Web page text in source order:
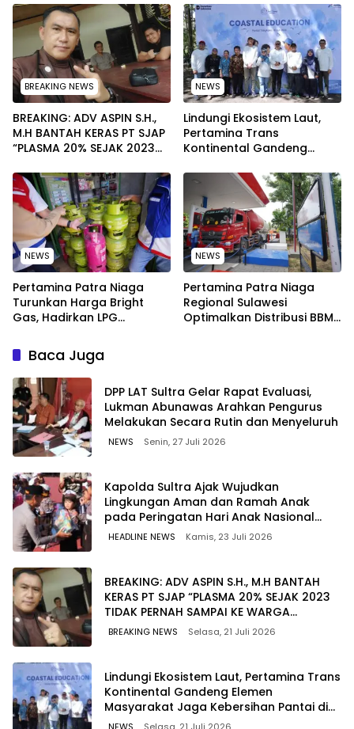
Secara Rutin dan
Menyeluruh
Nasional 2026
BREAKING NEWS
BREAKING: ADV ASPIN S.H.,
M.H BANTAH KERAS PT SJAP
“PLASMA 20% SEJAK 2023
WARGA WAWOONE!
NEWS
Lindungi Ekosistem Laut,
Pertamina Trans
Kontinental Gandeng
Kebersihan Pantai di
Bitung, Sulawesi
NEWS
Pertamina Patra Niaga
Turunkan Harga Bright
Gas, Hadirkan LPG
Lebih Kompetitif
NEWS
Pertamina Patra Niaga
Regional Sulawesi
Optimalkan Distribusi BBM
Baca Juga
‎DPP LAT Sultra Gelar Rapat Evaluasi,
Lukman Abunawas Arahkan Pengurus
Melakukan Secara Rutin dan Menyeluruh
NEWS Senin, 27 Juli 2026
Kapolda Sultra Ajak Wujudkan
Lingkungan Aman dan Ramah Anak
pada Peringatan Hari Anak Nasional
2026
HEADLINE NEWS Kamis, 23 Juli 2026
BREAKING: ADV ASPIN S.H., M.H BANTAH
KERAS PT SJAP “PLASMA 20% SEJAK 2023
TIDAK PERNAH SAMPAI KE WARGA
WAWOONE!
BREAKING NEWS Selasa, 21 Juli 2026
Lindungi Ekosistem Laut, Pertamina Trans
Kontinental Gandeng Elemen
Masyarakat Jaga Kebersihan Pantai di
Bitung, Sulawesi
NEWS Selasa, 21 Juli 2026